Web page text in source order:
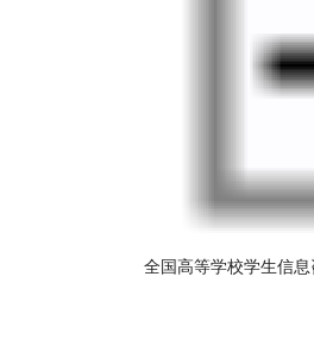
全国高等学校学生信